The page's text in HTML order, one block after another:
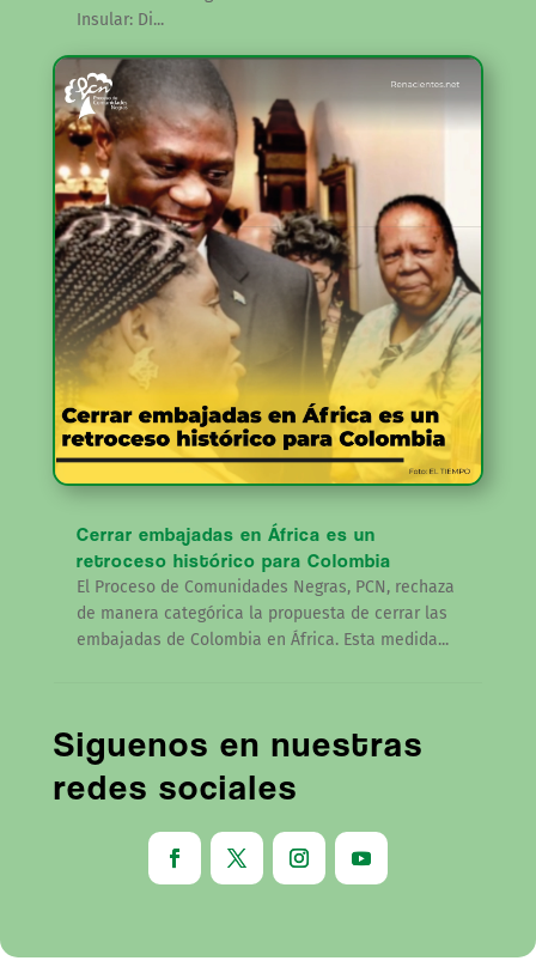
Insular: Di...
Cerrar embajadas en África es un
retroceso histórico para Colombia
El Proceso de Comunidades Negras, PCN, rechaza
de manera categórica la propuesta de cerrar las
embajadas de Colombia en África. Esta medida...
Siguenos en nuestras
redes sociales